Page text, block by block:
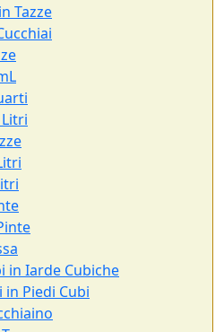
Tazze
in Iarde Cubiche
in Piedi Cubi